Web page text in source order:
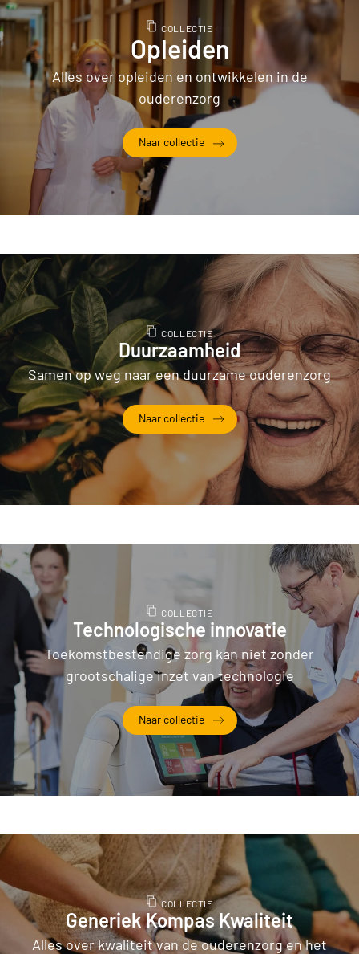
COLLECTIE
Opleiden
Alles over opleiden en ontwikkelen in de
ouderenzorg
Naar collectieOpleiden
COLLECTIE
Duurzaamheid
Samen op weg naar een duurzame ouderenzorg
Naar collectieDuurzaamheid
COLLECTIE
Technologische innovatie
Toekomstbestendige zorg kan niet zonder
grootschalige inzet van technologie
Naar collectieTechnologische innovatie
COLLECTIE
Generiek Kompas Kwaliteit
Alles over kwaliteit van de ouderenzorg en het